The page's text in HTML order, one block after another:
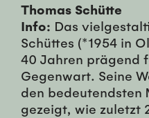
Thomas Schütte
Info: Das
Schüttes (*1954 in
40 Jahren prägend
Gegenwart. Seine
den bedeutendsten
gezeigt, wie zuletzt